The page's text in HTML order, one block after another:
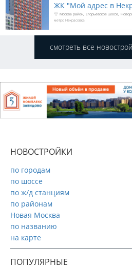
ЖК "Мой адрес в
Москва район Егорьевское шоссе
метро Некрасовка
смотреть все
НОВОСТРОЙКИ
по городам
по шоссе
по ж/д станциям
по районам
Новая Москва
по названию
на карте
ПОПУЛЯРНЫЕ